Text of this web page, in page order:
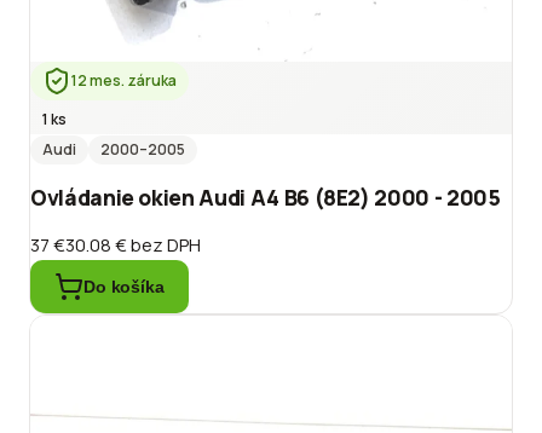
12 mes. záruka
1 ks
Audi
2000–2005
Ovládanie okien Audi A4 B6 (8E2) 2000 - 2005
37 €30.08 €bez DPH
Do košíka